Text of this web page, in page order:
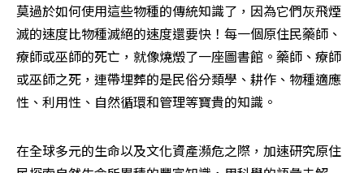
莫過於如何使用這些物種的傳統知識了，因為它們灰飛煙
滅的速度比物種滅絕的速度還要快！每一個原住民藥師、
療師或巫師的死亡，就像燒燬了一座圖書館。藥師、療師
或巫師之死，連帶埋葬的是民俗分類學、耕作、物種適應
性、利用性、自然循環和管理等寶貴的知識。
在全球多元的生命以及文化資產瀕危之際，加速研究原住